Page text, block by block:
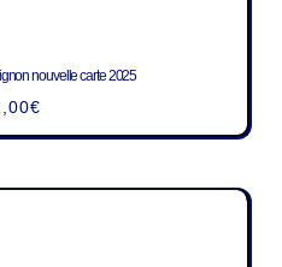
nouvelle carte 2025
€